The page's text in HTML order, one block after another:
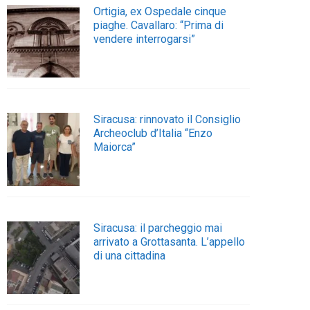
Ortigia, ex Ospedale cinque
piaghe. Cavallaro: “Prima di
vendere interrogarsi”
Siracusa: rinnovato il Consiglio
Archeoclub d’Italia “Enzo
Maiorca”
Siracusa: il parcheggio mai
arrivato a Grottasanta. L’appello
di una cittadina